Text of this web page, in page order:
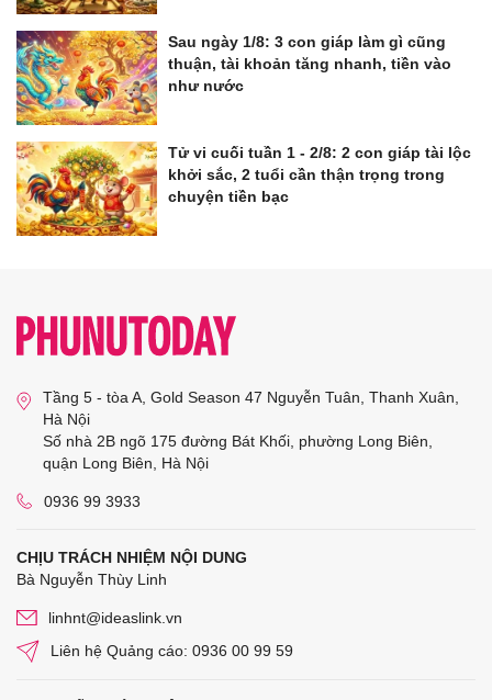
Sau ngày 1/8: 3 con giáp làm gì cũng
thuận, tài khoản tăng nhanh, tiền vào
như nước
Tử vi cuối tuần 1 - 2/8: 2 con giáp tài lộc
khởi sắc, 2 tuổi cần thận trọng trong
chuyện tiền bạc
Tầng 5 - tòa A, Gold Season 47 Nguyễn Tuân, Thanh Xuân,
Hà Nội
Số nhà 2B ngõ 175 đường Bát Khối, phường Long Biên,
quận Long Biên, Hà Nội
0936 99 3933
CHỊU TRÁCH NHIỆM NỘI DUNG
Bà Nguyễn Thùy Linh
linhnt@ideaslink.vn
Liên hệ Quảng cáo: 0936 00 99 59